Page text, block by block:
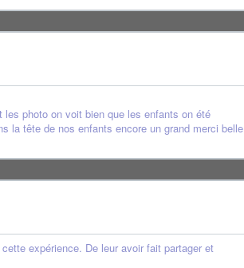
photo on voit bien que les enfants on été
la tête de nos enfants encore un grand merci belle
expérience. De leur avoir fait partager et